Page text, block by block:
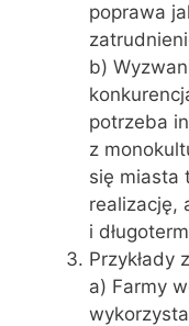
poprawa
b)
potrzeba
z
się miasta
realizację,
i
Przykłady
a) Farmy